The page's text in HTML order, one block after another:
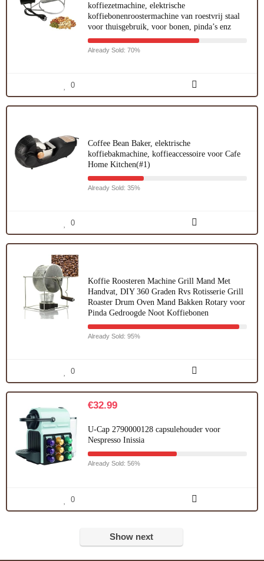
koffiezetmachine, elektrische
koffiebonenroostermachine van roestvrij staal
voor thuisgebruik, voor bonen, pinda’s enz
Already Sold: 70%
0
Coffee Bean Baker, elektrische
koffiebakmachine, koffieaccessoire voor Cafe
Home Kitchen(#1)
Already Sold: 35%
0
Koffie Roosteren Machine Grill Mand Met
Handvat, DIY 360 Graden Rvs Rotisserie Grill
Roaster Drum Oven Mand Bakken Rotary voor
Pinda Gedroogde Noot Koffiebonen
Already Sold: 95%
0
€32.99
U-Cap 2790000128 capsulehouder voor
Nespresso Inissia
Already Sold: 56%
0
Show next